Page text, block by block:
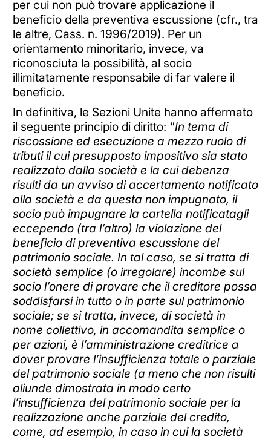
per cui non può trovare applicazione il
beneficio della preventiva escussione (cfr., tra
le altre, Cass. n. 1996/2019). Per un
orientamento minoritario, invece, va
riconosciuta la possibilità, al socio
illimitatamente responsabile di far valere il
beneficio.
In definitiva, le Sezioni Unite hanno affermato
il seguente principio di diritto: "In tema di
riscossione ed esecuzione a mezzo ruolo di
tributi il cui presupposto impositivo sia stato
realizzato dalla società e la cui debenza
risulti da un avviso di accertamento notificato
alla società e da questa non impugnato, il
socio può impugnare la cartella notificatagli
eccependo (tra l’altro) la violazione del
beneficio di preventiva escussione del
patrimonio sociale. In tal caso, se si tratta di
società semplice (o irregolare) incombe sul
socio l’onere di provare che il creditore possa
soddisfarsi in tutto o in parte sul patrimonio
sociale; se si tratta, invece, di società in
nome collettivo, in accomandita semplice o
per azioni, è l’amministrazione creditrice a
dover provare l’insufficienza totale o parziale
del patrimonio sociale (a meno che non risulti
aliunde dimostrata in modo certo
l’insufficienza del patrimonio sociale per la
realizzazione anche parziale del credito,
come, ad esempio, in caso in cui la società